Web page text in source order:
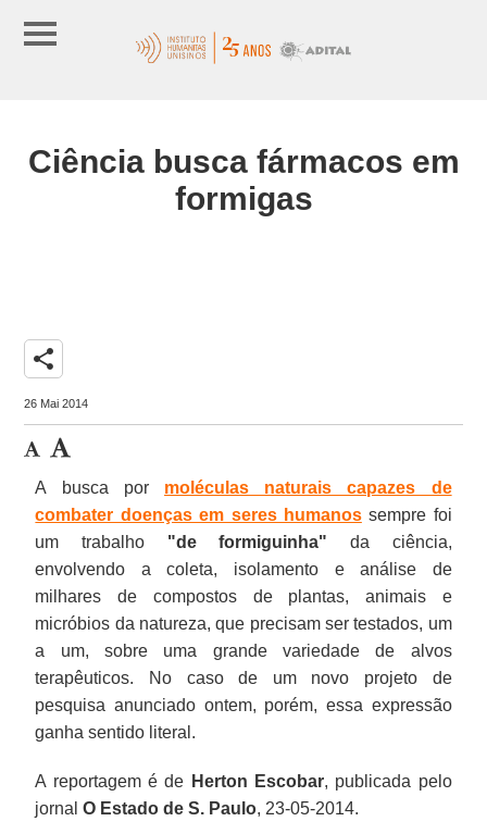
Ciência busca fármacos em
formigas
share
26 Mai 2014
A busca por moléculas naturais capazes de
combater doenças em seres humanossempre foi
um trabalho "de formiguinha" da ciência,
envolvendo a coleta, isolamento e análise de
milhares de compostos de plantas, animais e
micróbios da natureza, que precisam ser testados, um
a um, sobre uma grande variedade de alvos
terapêuticos. No caso de um novo projeto de
pesquisa anunciado ontem, porém, essa expressão
ganha sentido literal.
A reportagem é de Herton Escobar, publicada pelo
jornalO Estado de S. Paulo, 23-05-2014.